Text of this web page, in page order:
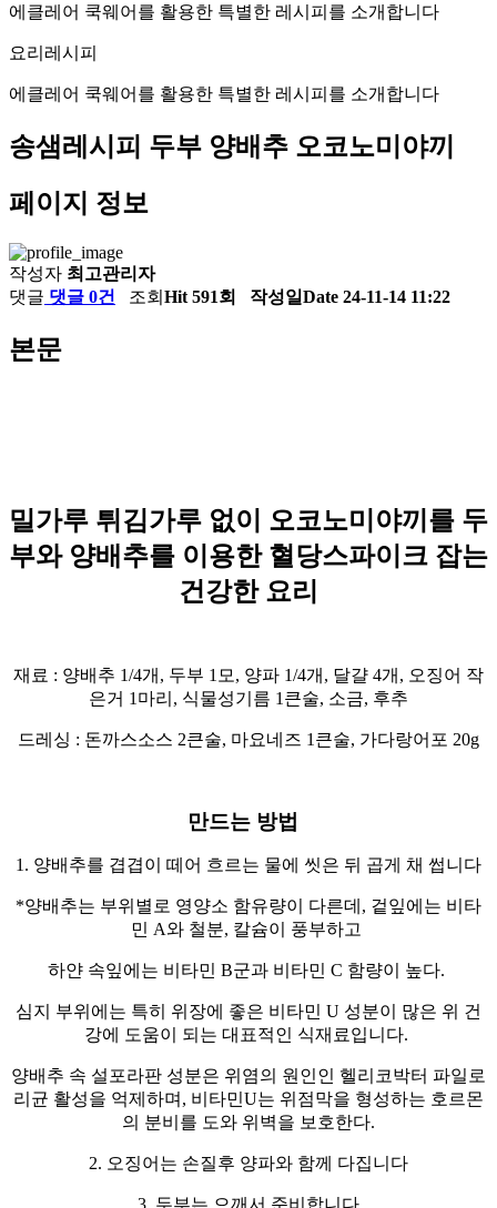
에클레어 쿡웨어를 활용한 특별한 레시피를 소개합니다
요리레시피
에클레어 쿡웨어를 활용한 특별한 레시피를 소개합니다
송샘레시피 두부 양배추 오코노미야끼
페이지 정보
작성자 최고관리자
댓글 댓글 0건 조회 Hit 591회 작성일Date 24-11-14 11:22
본문
밀가루 튀김가루 없이 오코노미야끼를 두
부와 양배추를 이용한 혈당스파이크 잡는
건강한 요리
재료 : 양배추 1/4개, 두부 1모, 양파 1/4개, 달걀 4개, 오징어 작
은거 1마리, 식물성기름 1큰술, 소금, 후추
드레싱 : 돈까스소스 2큰술, 마요네즈 1큰술, 가다랑어포 20g
만드는 방법
1. 양배추를 겹겹이 떼어 흐르는 물에 씻은 뒤 곱게 채 썹니다
*양배추는 부위별로 영양소 함유량이 다른데, 겉잎에는 비타
민 A와 철분, 칼슘이 풍부하고
하얀 속잎에는 비타민 B군과 비타민 C 함량이 높다.
심지 부위에는 특히 위장에 좋은 비타민 U 성분이 많은 위 건
강에 도움이 되는 대표적인 식재료입니다.
양배추 속 설포라판 성분은 위염의 원인인 헬리코박터 파일로
리균 활성을 억제하며, 비타민U는 위점막을 형성하는 호르몬
의 분비를 도와 위벽을 보호한다.
2. 오징어는 손질후 양파와 함께 다집니다